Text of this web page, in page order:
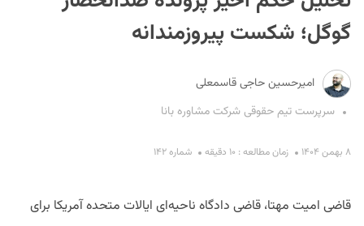
گوگل؛ شکست پیروزمندانه
امیرحسین حاجی قاسمعلی
سرپرست تیم حقوقی شرکت مشاوره بانا
۸ بهمن ۱۴۰۴ زمان مطالعه : ۱۰ دقیقه شماره ۱۴۲
قاضی امیت مهتا، قاضی دادگاه ناحیه‌ای ایالات متحده آمریکا برای